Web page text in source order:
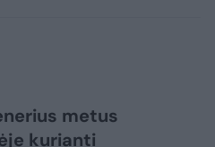
metus
kurianti